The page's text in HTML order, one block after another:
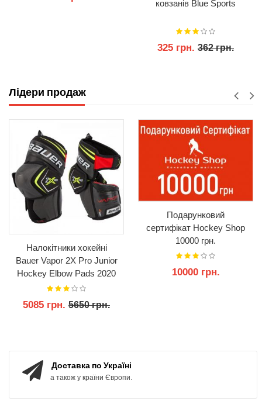
ковзанів Blue Sports
325 грн. 362 грн.
Лідери продаж
Налокітники хокейні
Bauer Vapor 2X Pro Junior
Hockey Elbow Pads 2020
5085 грн. 5650 грн.
Подарунковий
сертифікат Hockey Shop
10000 грн.
10000 грн.
Доставка по Україні
а також у країни Європи.